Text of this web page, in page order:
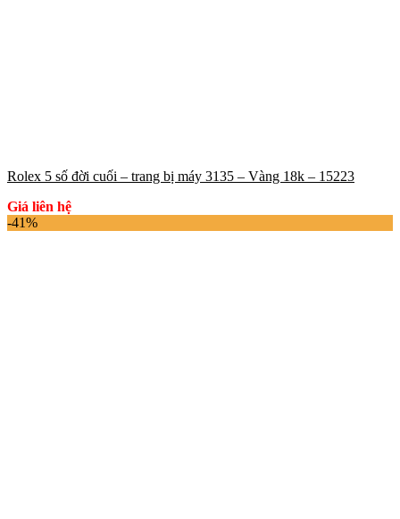
Rolex 5 số đời cuối – trang bị máy 3135 – Vàng 18k – 15223
Giá liên hệ
-41%